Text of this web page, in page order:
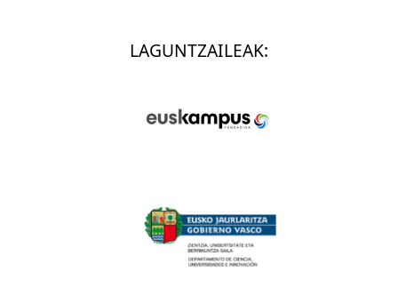
LAGUNTZAILEAK: